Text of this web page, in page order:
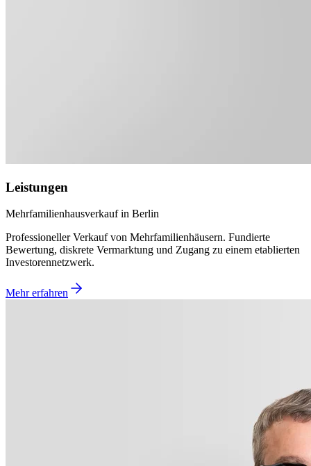
Leistungen
Mehrfamilienhausverkauf in Berlin
Professioneller Verkauf von Mehrfamilienhäusern. Fundierte
Bewertung, diskrete Vermarktung und Zugang zu einem etablierten
Investorennetzwerk.
Mehr erfahren